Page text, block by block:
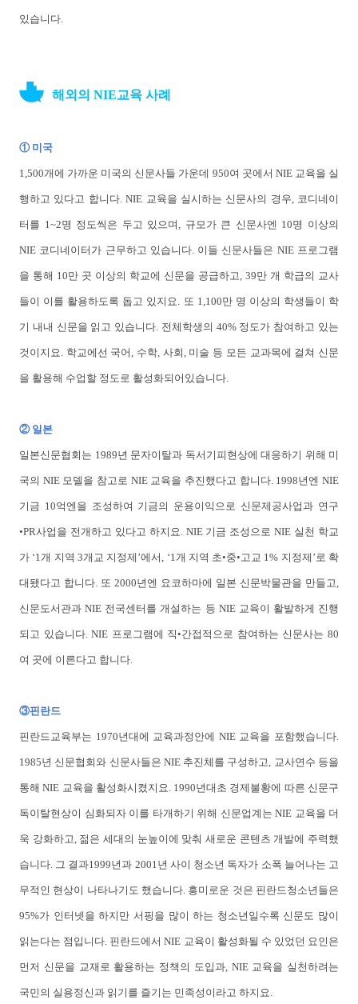
있습니다.
해 외의 NIE교육 사례
① 미국
1,500개에 가까운 미국의 신문사들 가운데 950여 곳에서 NIE 교육을 실
행하고 있다고 합니다. NIE 교육을 실시하는 신문사의 경우, 코디네이
터를 1~2명 정도씩은 두고 있으며, 규모가 큰 신문사엔 10명 이상의
NIE 코디네이터가 근무하고 있습니다. 이들 신문사들은 NIE 프로그램
을 통해 10만 곳 이상의 학교에 신문을 공급하고, 39만 개 학급의 교사
들이 이를 활용하도록 돕고 있지요. 또 1,100만 명 이상의 학생들이 학
기 내내 신문을 읽고 있습니다. 전체학생의 40% 정도가 참여하고 있는
것이지요. 학교에선 국어, 수학, 사회, 미술 등 모든 교과목에 걸쳐 신문
을 활용해 수업할 정도로 활성화되어있습니다.
② 일본
일본신문협회는 1989년 문자이탈과 독서기피현상에 대응하기 위해 미
국의 NIE 모델을 참고로 NIE 교육을 추진했다고 합니다. 1998년엔 NIE
기금 10억엔을 조성하여 기금의 운용이익으로 신문제공사업과 연구
•PR사업을 전개하고 있다고 하지요. NIE 기금 조성으로 NIE 실천 학교
가 ‘1개 지역 3개교 지정제’에서, ‘1개 지역 초•중•고교 1% 지정제’로 확
대됐다고 합니다. 또 2000년엔 요코하마에 일본 신문박물관을 만들고,
신문도서관과 NIE 전국센터를 개설하는 등 NIE 교육이 활발하게 진행
되고 있습니다. NIE 프로그램에 직•간접적으로 참여하는 신문사는 80
여 곳에 이른다고 합니다.
③핀란드
핀란드교육부는 1970년대에 교육과정안에 NIE 교육을 포함했습니다.
1985년 신문협회와 신문사들은 NIE 추진체를 구성하고, 교사연수 등을
통해 NIE 교육을 활성화시켰지요. 1990년대초 경제불황에 따른 신문구
독이탈현상이 심화되자 이를 타개하기 위해 신문업계는 NIE 교육을 더
욱 강화하고, 젊은 세대의 눈높이에 맞춰 새로운 콘텐츠 개발에 주력했
습니다. 그 결과1999년과 2001년 사이 청소년 독자가 소폭 늘어나는 고
무적인 현상이 나타나기도 했습니다. 흥미로운 것은 핀란드청소년들은
95%가 인터넷을 하지만 서핑을 많이 하는 청소년일수록 신문도 많이
읽는다는 점입니다. 핀란드에서 NIE 교육이 활성화될 수 있었던 요인은
먼저 신문을 교재로 활용하는 정책의 도입과, NIE 교육을 실천하려는
국민의 실용정신과 읽기를 즐기는 민족성이라고 하지요.